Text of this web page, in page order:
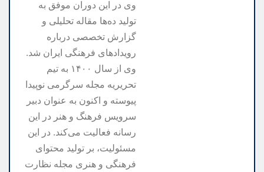
وی در این دوران موفق به
تولید ده‌ها مقاله تحلیلی و
گزارش تخصصی درباره
رویدادهای فرهنگی ایران شد.
وی از سال ۱۴۰۰ به تیم
تحریریه مجله سرگرمی نوپیدا
پیوسته و اکنون به عنوان دبیر
سرویس فرهنگ و هنر در این
رسانه فعالیت می‌کند. در این
مسئولیت، بر تولید محتوای
فرهنگی و هنری مجله نظارت